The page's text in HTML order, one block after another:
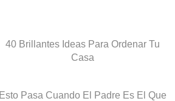
40 Brillantes Ideas Para Ordenar Tu
Casa
Esto Pasa Cuando El Padre Es El Que